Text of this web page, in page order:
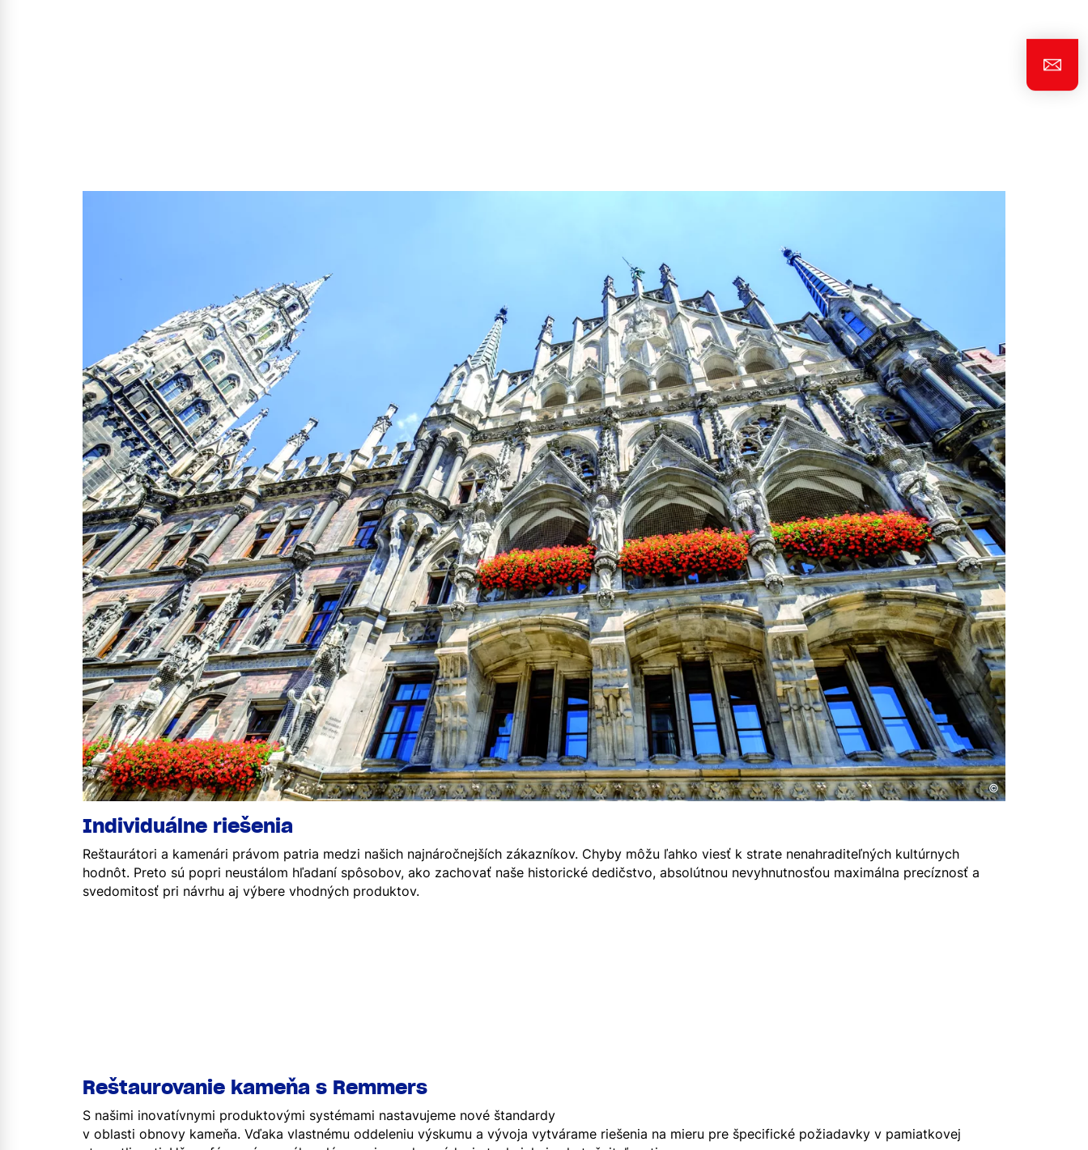
Individuálne riešenia
Reštaurátori a kamenári právom patria medzi našich najnáročnejších zákazníkov. Chyby môžu ľahko viesť k strate nenahraditeľných kultúrnych
hodnôt. Preto sú popri neustálom hľadaní spôsobov, ako zachovať naše historické dedičstvo, absolútnou nevyhnutnosťou maximálna precíznosť a
svedomitosť pri návrhu aj výbere vhodných produktov.
©
Reštaurovanie kameňa s Remmers
S našimi inovatívnymi produktovými systémami nastavujeme nové štandardy
v oblasti obnovy kameňa. Vďaka vlastnému oddeleniu výskumu a vývoja vytvárame riešenia na mieru pre špecifické požiadavky v pamiatkovej